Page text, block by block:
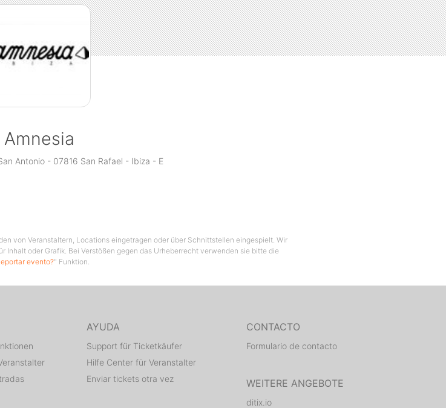
Amnesia
Antonio - 07816 San Rafael - Ibiza - E
von Veranstaltern, Locations eingetragen oder über Schnittstellen eingespielt. Wir
oder Grafik. Bei Verstößen gegen das Urheberrecht verwenden sie bitte die
evento?" Funktion.
AYUDA
Support für Ticketkäufer
Hilfe Center für Veranstalter
Enviar tickets otra vez
CONTACTO
Formulario de contacto
WEITERE ANGEBOTE
ditix.io